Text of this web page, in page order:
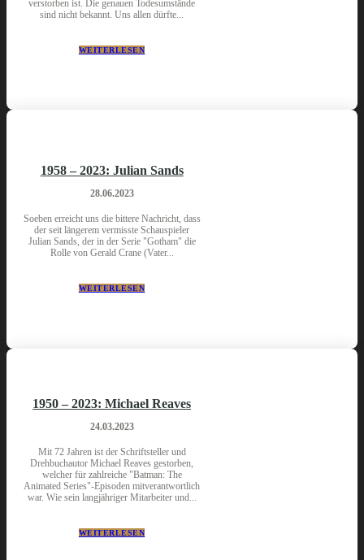
verstorben ist. Die genauen Todesumstände
sind nicht bekannt. Uns allen dürfte...
WEITERLESEN
1958 – 2023: Julian Sands
28.06.2023
Soeben erreicht uns die bittere Nachricht, dass
der seit längerem vermisste Schauspieler
Julian Sands, der in der Serie "Gotham" die
Rolle von Gerald Crane (Vater...
WEITERLESEN
1950 – 2023: Michael Reaves
24.03.2023
Mit 72 Jahren ist der Schriftsteller und
Drehbuchautor Michael Reaves gestorben,
welcher für zahlreiche "Batman: The
Animated Series"-Episoden mitverantwortlich
war. Wie sein langjähriger Mitarbeiter und...
WEITERLESEN